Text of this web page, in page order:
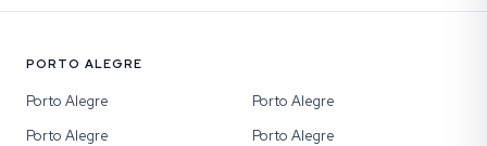
PORTO ALEGRE
Porto Alegre
Porto Alegre
Porto Alegre
Porto Alegre